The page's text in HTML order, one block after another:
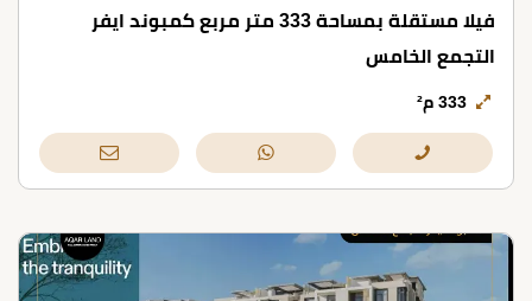
فيلا مستقلة بمساحة 333 متر مربع كمبوند ايفر
التجمع الخامس
333 م²